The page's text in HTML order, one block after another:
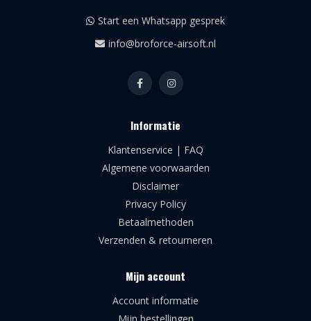
Start een Whatsapp gesprek
info@broforce-airsoft.nl
Informatie
Klantenservice | FAQ
Algemene voorwaarden
Disclaimer
Privacy Policy
Betaalmethoden
Verzenden & retourneren
Mijn account
Account informatie